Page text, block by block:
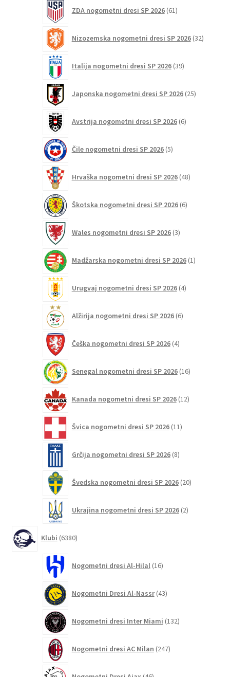
ZDA nogometni dresi SP 2026 61izdelkov
Nizozemska nogometni dresi SP 2026 32izdelkov
Italija nogometni dresi SP 2026 39izdelkov
Japonska nogometni dresi SP 2026 25izdelkov
Avstrija nogometni dresi SP 2026 6izdelkov
Čile nogometni dresi SP 2026 5izdelkov
Hrvaška nogometni dresi SP 2026 48izdelkov
Škotska nogometni dresi SP 2026 6izdelkov
Wales nogometni dresi SP 2026 3izdelki
Madžarska nogometni dresi SP 2026 1izdelek
Urugvaj nogometni dresi SP 2026 4izdelki
Alžirija nogometni dresi SP 2026 6izdelkov
Češka nogometni dresi SP 2026 4izdelki
Senegal nogometni dresi SP 2026 16izdelkov
Kanada nogometni dresi SP 2026 12izdelkov
Švica nogometni dresi SP 2026 11izdelkov
Grčija nogometni dresi SP 2026 8izdelkov
Švedska nogometni dresi SP 2026 20izdelkov
Ukrajina nogometni dresi SP 2026 2izdelka
Klubi 6380izdelkov
Nogometni dresi Al-Hilal 16izdelkov
Nogometni Dresi Al-Nassr 43izdelkov
Nogometni dresi Inter Miami 132izdelkov
Nogometni dresi AC Milan 247izdelkov